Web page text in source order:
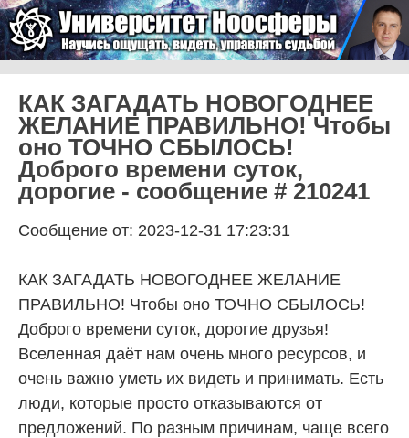
Университет Ноосферы
КАК ЗАГАДАТЬ НОВОГОДНЕЕ
ЖЕЛАНИЕ ПРАВИЛЬНО! Чтобы
оно ТОЧНО СБЫЛОСЬ!
Доброго времени суток,
дорогие - сообщение # 210241
Сообщение от: 2023-12-31 17:23:31
КАК ЗАГАДАТЬ НОВОГОДНЕЕ ЖЕЛАНИЕ
ПРАВИЛЬНО! Чтобы оно ТОЧНО СБЫЛОСЬ!
Доброго времени суток, дорогие друзья!
Вселенная даёт нам очень много ресурсов, и
очень важно уметь их видеть и принимать. Есть
люди, которые просто отказываются от
предложений. По разным причинам, чаще всего